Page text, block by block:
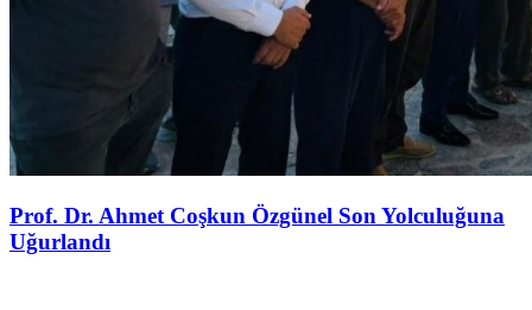
Prof. Dr. Ahmet Coşkun Özgünel Son Yolculuğuna
Uğurlandı